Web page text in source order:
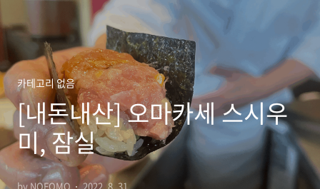
카테고리 없음
[내돈내산] 오마카세 스시우
미, 잠실
by NOFOMO 2022. 8. 31.